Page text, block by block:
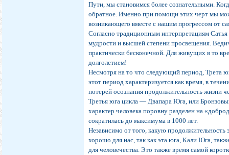
Пути, мы становимся более сознательными.
обратное. Именно при помощи этих черт мы
возникающего вместе с нашим прогрессом от
Согласно традиционным интерпретациям Сатья
мудрости и высшей степени просвещения.
практически бесконечной. Для живущих в то
долголетием!
Несмотря на то что следующий период, Трета
этот период характеризуется как время, в
потерей осознания продолжительность жизни
Третья юга цикла — Двапара Юга, или
характер человека поровну разделен на
сократилась до максимума в 1000 лет.
Независимо от того, какую
хорошо для нас, так как эта юга, Кали Юга,
для человечества. Это также время самой